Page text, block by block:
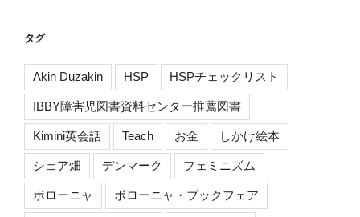
タグ
Akin Duzakin HSP HSPチェックリスト
IBBY障害児図書資料センター推薦図書
Kimini英会話 Teach お金 しかけ絵本
シェア畑 デンマーク フェミニズム
ボローニャ ボローニャ・ブックフェア